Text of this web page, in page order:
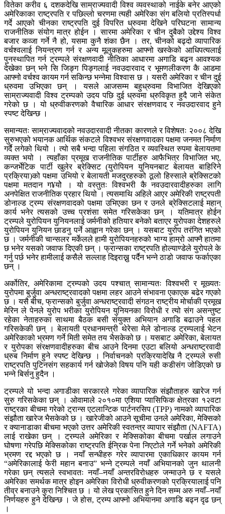
वितेका करीव ६ दशकदेखि साम्राज्यवादी विश्व व्यवस्थाको नाईके बनेर आएको
अमेरिकाका राष्ट्रपति र पछिल्लो चरणमा त्यही अमेरिका संग बलियो प्रतिस्पर्धा
गर्दे आएको चीनका राष्ट्रपति दुई विपरित ध्रुवमा देखिने परिघटना सामान्य
राजनीतिक संयोग मात्र होईन । सारमा अमेरिका र चीन दुबैको उद्देश्य विश्व
बजार कव्जा गर्ने नै हो, यसमा कुनै शंका छैन । तर, चीनको बढ्दो व्यापारिक
वर्चश्वलाई नियन्त्रण गर्न र अन्य मूलुकहरुमा आफ्नो खस्केको आधिपत्यलाई
पुनस्थापित गर्न ट्रम्पले संरक्षणवादी नीतिका आधारमा अगाडि बढ्न आवश्यक
देखेका छन् भने सि जिङ्ग पिङ्गलाई नवउदारवाद र भूमणलीकरण कै आडमा
आफ्नो वर्चश्व कायम गर्न सकिन्छ भन्नेमा विश्वास छ । यसरी अमेरिका र चीन दुई
ध्रुवमा उभिएका छन् । यसले आजसम्म बहुध्रुवमा विभाजित देखिएको
साम्राज्यवादी विश्व ट्रम्पको उदय पछि दुई ध्रुवमा ध्रुविकृत हुदै जाने संकेत
गरेको छ । यो ध्रुवीकरणको वैचारिक आधार संरक्षणवाद र नवउदारवाद हुने
स्पष्ट देखिन्छ ।
समान्यतः साम्राज्यवादको नवउदारवादी नीतका कारणले र विशेषतः २००८ देखि
सुरुभएको भयानक आर्थिक संकटले विश्वभर संरक्षणवादका पक्षमा जनमत निर्माण
गर्दै लगेको थियो । त्यो सबै भन्दा पहिला संगठित र व्यवस्थित रुपमा बेलायतमा
व्यक्त भयो । त्यहाँका प्रमूख राजनीतिक पार्टीहरु आफैभित्र विभाजित भए,
कन्जर्भेटिक पार्टी खुलेर ब्रेक्सिट (युरोपियन युनियनबाट बेलायत बाहिरिने
प्रक्रिया)को पक्षमा उभियो र बेलायती मजदुरहरुको ठूलो हिस्साले ब्रेक्सिटको
पक्षमा मतदान ग¥योे । यो वस्तुतः विश्वभरी कै नवउदारवादीहरुका लागि
अनपेक्षित राजनीतिक प्रहार थियो । त्यसमाथि अहिले आएर अमेरिकी राष्ट्रपती
डोनाल्ड ट्रम्प संरक्षणवादको पक्षमा उभिएका छन र उनले ब्रेक्सिटलाई महान्
कार्य भनेर त्यसको उच्च प्रशंसा समेत गरिसकेका छन् । यतिमात्र होईन
ट्रम्पले युरोपियन युनियनलाई जर्मनीको हतियार बनेको बताएर युरोपका देशहरुले
युरोपियन युनियन छाडनु पर्ने आह्वान गरेका छन् । यसबाट युरोप तरंगित भएको
छ । जर्मनीकी चान्सलर मर्केलले हामी युरोपियनहरुको भाग्य हाम्रो आफ्नै हातमा
छ भनेर यसको जवाफ दिएकी छन् । फ्रान्सका राष्ट्रपति होल्याण्डेले युरोपले के
गर्नु पर्छ भनेर हामीलाई कसैले सल्लाह दिइराख्नु पर्दैन भन्ने ठाडो जवाफ फर्काएका
छन् ।
अर्कोतिर, अमेरिकामा ट्रम्पको उदय पश्चात् सामान्यतः विश्वभरी र मूख्यतः
युरोपमा बुर्जुवा अन्धराष्ट्रवादको पक्षमा लहर आउने संभावना एकाएक बढेर गएको
छ । यसै बीच, फ्रान्सको बुर्जुवा अन्धराष्ट्रवादी संगठन राष्ट्रीय मोर्चाकी प्रमूख
मेरिन ले पेनले युरोप भरीका युरोपियन युनियनका विरोधी र त्यो संग असन्तुष्ट
रहेका नेताहरुका साथमा बैठक बसी संयुक्त अभियान अगाडि बढाउने पहल
गरिसकेकी छन् । बेलायती प्रधानमन्त्री थेरेसा मेले डोनाल्ड ट्रम्पलाई भेटन
अमेरिकाको भ्रमण गर्ने मिती समेत तय भैसकेको छ । यसबाट अमेरिका, बेलायत
र युरोपका संरक्षणवादीहरुका बीच आउने दिनमा एउटा बलियो अन्धराष्ट्रवादी
ध्रुब निर्माण हुने स्पष्ट देखिन्छ । निर्वाचनको प्रक्रियादेखि नै ट्रम्पले रुसी
राष्ट्रपति पुटिनसंग सहकार्य गर्न खोजेको विषय पनि यही कडीसंग जोडिएको छ
भन्ने बिर्सनु हुदैन ।
ट्रम्पले यो भन्दा अगाडीका सरकारले गरेका व्यापारिक संझौताहरु खारेज गर्न
सुरु गरिसकेका छन् । ओवामाले २०१०मा एशिया प्यासिफिक क्षेत्रका १२वटा
राष्ट्रका बीचमा गरेको ट्रान्स एटलान्टिक पार्टनरसिप (TPP) नामको व्यापारिक
संझौता खारेज भैसकेको छ । खारेजीको आउने सूचीमा उनले अमेरिका, मेक्सिको
र क्यानाडाका बीचमा भएको उत्तर अमेरिकी स्वतन्त्र व्यापार संझौता (NAFTA)
लाई राखेका छन् । ट्रम्पले अमेरिका र मेक्सिकोका बीचमा पर्खाल लगाउने
घोषणा गरेपछि मेक्सिकोका राष्ट्रपति ईन्रिक पेना निएटोले गर्ने भनेको अमेरिकी
भ्रमण रद्द भएको छ । नयाँ सन्धीहरु गरेर व्यापारमा एकाधिकार कायम गर्न
“अमेरिकालाई फेरी महान बनाउ” भन्ने ट्रम्पले नयाँ अभियानको जुन थालनी
गरेका छन् त्यसले स्वभावतः नयाँ–नयाँ अन्तरविरोधहरु जन्माउने छ र यसले
अमेरिका समर्थक मात्र होइन अमेरिका विरोधी ध्रुवीकरणको प्रक्रियालाई पनि
तीव्र बनाउने कुरा निश्चित छ । यो लेख प्रकासित हुने दिन सम्म अरु नयाँ–नयाँ
निर्णयहरु हुने देखिन्छ । जे होस, ट्रम्प आफ्नो अभियानमा अगाडि बढ्न दृढ छन्
।